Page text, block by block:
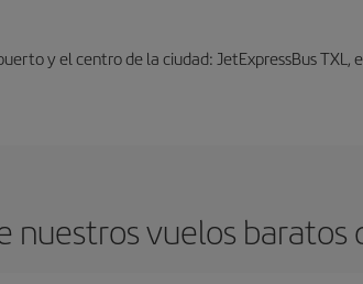
y el centro de la ciudad: JetExpressBus TXL,
vuelos baratos